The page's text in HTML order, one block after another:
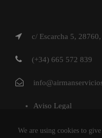
c/ Escarcha 5,
(+34) 665 572 839
Aviso Legal
Política de Cookies
We are using cookies to